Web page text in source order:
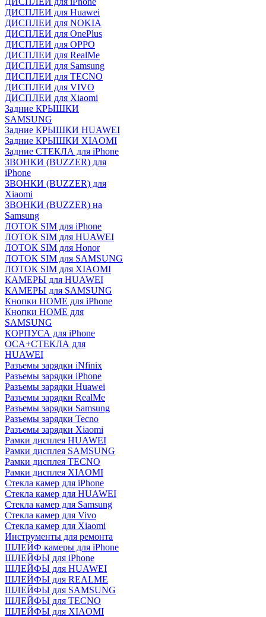
ДИСПЛЕИ для Huawei
ДИСПЛЕИ для NOKIA
ДИСПЛЕИ для OnePlus
ДИСПЛЕИ для OPPO
ДИСПЛЕИ для RealMe
ДИСПЛЕИ для Samsung
ДИСПЛЕИ для TECNO
ДИСПЛЕИ для VIVO
ДИСПЛЕИ для Xiaomi
Задние КРЫШКИ
SAMSUNG
Задние КРЫШКИ HUAWEI
Задние КРЫШКИ XIAOMI
Задние СТЕКЛА для iPhone
ЗВОНКИ (BUZZER) для
iPhone
ЗВОНКИ (BUZZER) для
Xiaomi
ЗВОНКИ (BUZZER) на
Samsung
ЛОТОК SIM для iPhone
ЛОТОК SIM для HUAWEI
ЛОТОК SIM для Honor
ЛОТОК SIM для SAMSUNG
ЛОТОК SIM для XIAOMI
КАМЕРЫ для HUAWEI
КАМЕРЫ для SAMSUNG
Кнопки HOME для iPhone
Кнопки HOME для
SAMSUNG
КОРПУСА для iPhone
OCA+СТЕКЛА для
HUAWEI
Разъемы зарядки iNfinix
Разъемы зарядки iPhone
Разъемы зарядки Huawei
Разъемы зарядки RealMe
Разъемы зарядки Samsung
Разъемы зарядки Tecno
Разъемы зарядки Xiaomi
Рамки дисплея HUAWEI
Рамки дисплея SAMSUNG
Рамки дисплея TECNO
Рамки дисплея XIAOMI
Стекла камер для iPhone
Стекла камер для HUAWEI
Стекла камер для Samsung
Стекла камер для Vivo
Стекла камер для Xiaomi
Инструменты для ремонта
ШЛЕЙФ камеры для iPhone
ШЛЕЙФЫ для iPhone
ШЛЕЙФЫ для HUAWEI
ШЛЕЙФЫ для REALME
ШЛЕЙФЫ для SAMSUNG
ШЛЕЙФЫ для TECNO
ШЛЕЙФЫ для XIAOMI